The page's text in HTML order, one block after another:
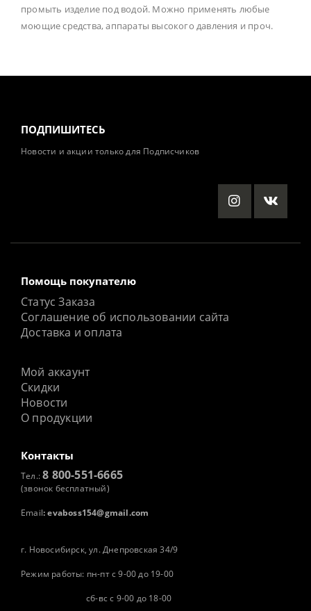
промыть изделие под водой. Можно применять любые
моющие средства, аппараты высокого давления и проч.
ПОДПИШИТЕСЬ
Новости и акции только для Подписчиков
Помощь покупателю
Статус Заказа
Соглашение об использовании сайта
Доставка и оплата
Мой аккаунт
Скидки
Новости
О продукции
Контакты
Тел.:8 800-551-6665
(звонок бесплатный)
Email: evaboss154@gmail.com
г. Новосибирск, ул. Днепровская 34/9
Режим работы: пн-пт с 9-00 до 19-00
сб-вс с 9-00 до 18-00